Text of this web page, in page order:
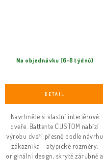
Na objednávku (6-8 týdnů)
Navrhněte si vlastní interiérové
dveře. Battente CUSTOM nabízí
výrobu dveří přesně podle návrhu
zákazníka – atypické rozměry,
originální design, skryté zárubně a